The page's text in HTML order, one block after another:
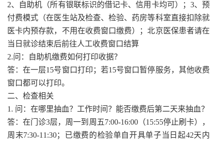
2、自助机（所有银联标识的借记卡、信用卡均可）；3、预
付费模式（在医生站及检查、检验、药房等科室直接扣除就
医卡内预存款，不用在收费窗口缴费）；北京医保患者请在
当日就诊结束后前往人工收费窗口结算
2.问：自助机缴费如何打印收据？
答：在一层15号窗口打印；若15号窗口暂停服务，其他收费
窗口都可以打印。
二、检查相关
1. 问：在哪里抽血？工作时间？能否缴费后第二天来抽血？
答：在门诊3层，周一到周五7:00-16:00（15:55停止刷卡），
周末7:30-11:30；已缴费的检验单自开具单子当日起42天内